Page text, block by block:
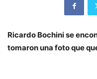
Ricardo Bochini se
tomaron una foto que